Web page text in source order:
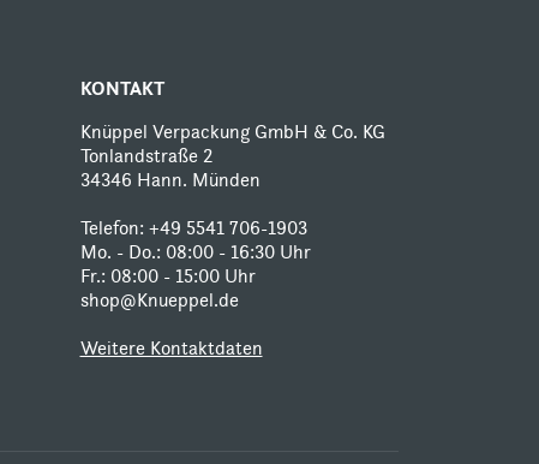
KONTAKT
Knüppel Verpackung GmbH & Co. KG
Tonlandstraße 2
34346 Hann. Münden
Telefon: +49 5541 706-1903
Mo. - Do.: 08:00 - 16:30 Uhr
Fr.: 08:00 - 15:00 Uhr
shop@Knueppel.de
Weitere Kontaktdaten